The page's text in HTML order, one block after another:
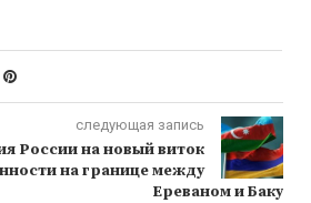
следующая запись
России на новый виток
на границе между
Ереваном и Баку